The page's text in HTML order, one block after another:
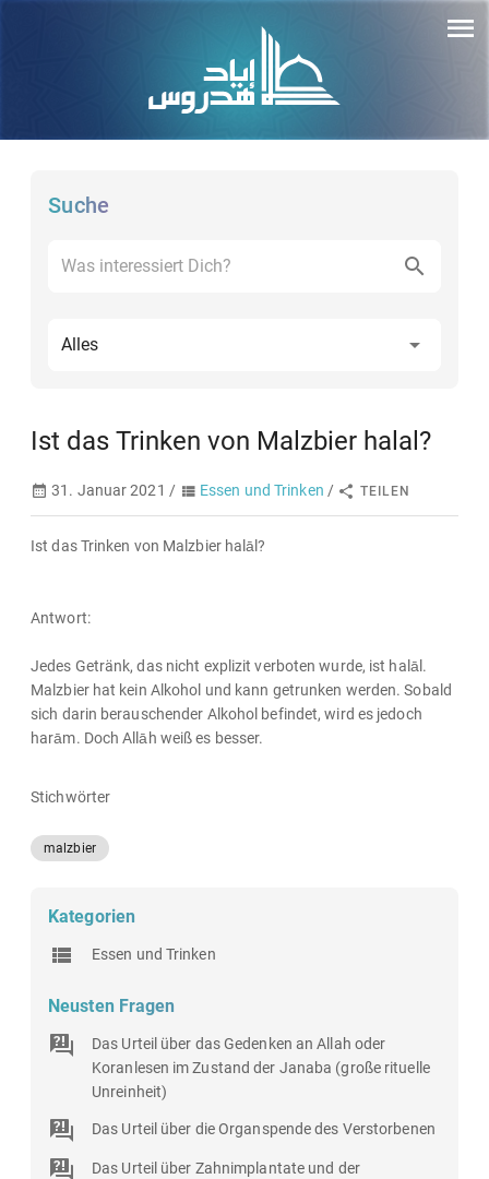
Suche
Alles
Ist das Trinken von Malzbier halal?
31. Januar 2021 / Essen und Trinken / TEILEN
Ist das Trinken von Malzbier halāl?
Antwort:
Jedes Getränk, das nicht explizit verboten wurde, ist halāl.
Malzbier hat kein Alkohol und kann getrunken werden. Sobald
sich darin berauschender Alkohol befindet, wird es jedoch
harām. Doch Allāh weiß es besser.
Stichwörter
malzbier
Kategorien
Essen und Trinken
Neusten Fragen
Das Urteil über das Gedenken an Allah oder
Koranlesen im Zustand der Janaba (große rituelle
Unreinheit)
Das Urteil über die Organspende des Verstorbenen
Das Urteil über Zahnimplantate und der